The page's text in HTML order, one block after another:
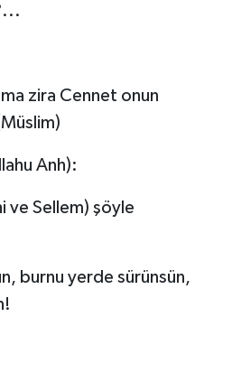
zira Cennet onun
Anh):
ve Sellem) şöyle
burnu yerde sürünsün,